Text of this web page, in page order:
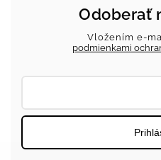
Odoberať
Vložením e-
podmienkami